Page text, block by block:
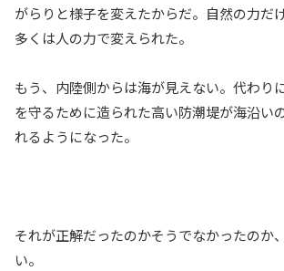
がらりと様子を変えたからだ。自然の力だ
多くは人の力で変えられた。
もう、内陸側からは海が見えない。代わり
を守るために造られた高い防潮堤が海沿い
れるようになった。
それが正解だったのかそうでなかったのか
い。